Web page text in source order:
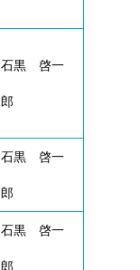
石黒 啓一
郎
石黒 啓一
郎
石黒 啓一
郎